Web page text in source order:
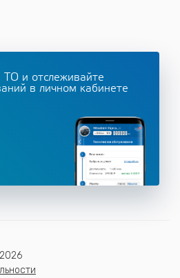
ТО и отслеживайте
в личном кабинете